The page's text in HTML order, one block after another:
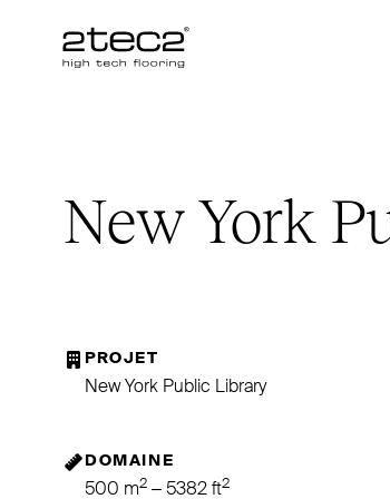
Primary
New York
PROJET
New York Public Library
DOMAINE
500 m2 – 5382 ft2